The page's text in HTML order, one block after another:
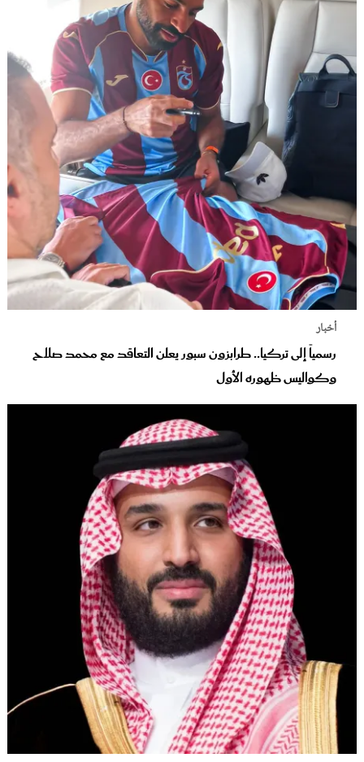
أخبار
رسمياً إلى تركيا.. طرابزون سبور يعلن التعاقد مع محمد صلاح
وكواليس ظهوره الأول